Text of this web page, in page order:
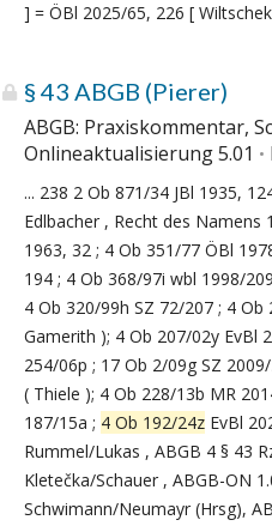
] = ÖBl 2025/65, 226 [
§ 43 ABGB (Pierer)
ABGB: Praxiskommentar,
Onlineaktualisierung 5.01
... 238 2 Ob 871/34 JBl 1935,
Edlbacher , Recht des Namens
1963, 32 ; 4 Ob 351/77 ÖBl
194 ; 4 Ob 368/97i wbl 1998/
4 Ob 320/99h SZ 72/207 ; 4
Gamerith ); 4 Ob 207/02y EvBl
254/06p ; 17 Ob 2/09g SZ
( Thiele ); 4 Ob 228/13b MR
187/15a ; 4 Ob 192/24z EvBl
Rummel/Lukas , ABGB 4 § 43
Kletečka/Schauer , ABGB-ON
Schwimann/Neumayr (Hrsg),